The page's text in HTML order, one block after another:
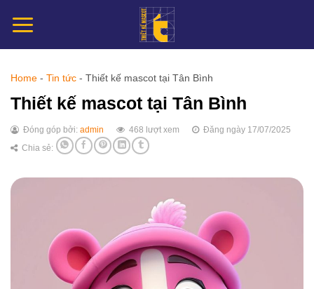
đến
Home - Tin tức - Thiết kế mascot tại Tân Bình
Thiết kế mascot tại Tân Bình
Đóng góp bởi: admin 468 lượt xem
Đăng ngày 17/07/2025
Chia sẻ: